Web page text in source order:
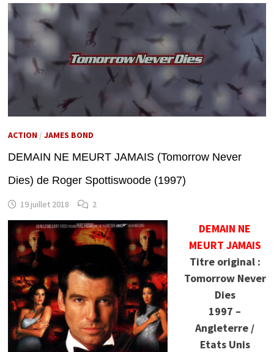
ACTION/ JAMES BOND
DEMAIN NE MEURT JAMAIS (Tomorrow Never
Dies) de Roger Spottiswoode (1997)
19 juillet 2018 2
DEMAIN NE
MEURT JAMAIS
Titre original :
Tomorrow Never
Dies
1997 –
Angleterre /
Etats Unis